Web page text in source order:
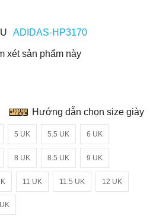
ADIDAS-HP3170
xét sản phẩm này
5 UK 5.5 UK 6 UK
8 UK 8.5 UK 9 UK
11 UK 11.5 UK 12 UK
Hướng dẫn chọn size giày